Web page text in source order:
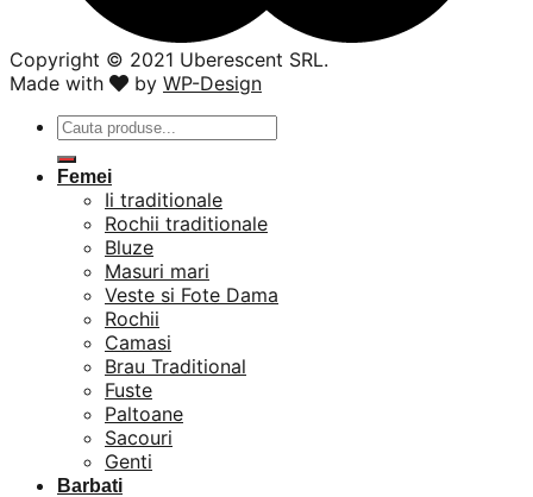
Copyright ©️ 2021 Uberescent SRL.
Made with
by WP-Design
Caută
după:
Femei
Ii traditionale
Rochii traditionale
Bluze
Masuri mari
Veste si Fote Dama
Rochii
Camasi
Brau Traditional
Fuste
Paltoane
Sacouri
Genti
Barbati